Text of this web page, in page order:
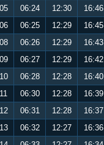
06:24 12:30 16:46
06:25 12:29 16:45
06:26 12:29 16:43
06:27 12:29 16:42
06:28 12:28 16:40
06:30 12:28 16:39
06:31 12:28 16:37
06:32 12:27 16:36